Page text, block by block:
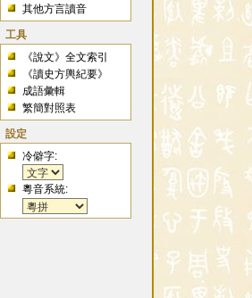
其他方言讀音
工具
《說文》全文索引
《讀史方輿紀要》
成語彙輯
繁簡對照表
設定
冷僻字:
粵音系統: